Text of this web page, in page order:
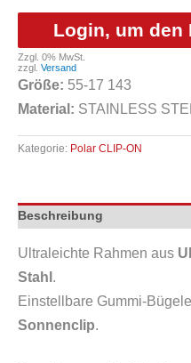
Login, um den
Zzgl. 0% MwSt.
zzgl. Versand
Größe: 55-17 143
Material: STAINLESS
Kategorie: Polar CLIP-ON
Beschreibung
Ultraleichte Rahmen aus
Stahl .
Einstellbare Gummi-
Sonnenclip.